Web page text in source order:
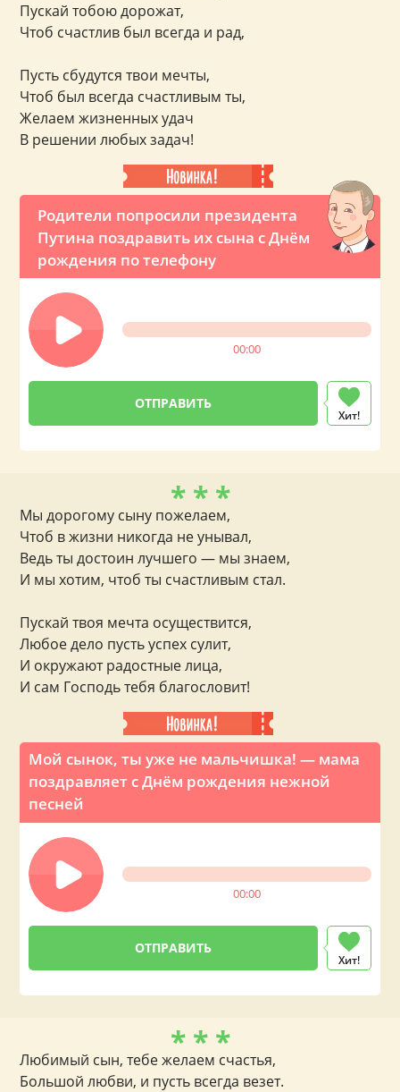
Родители попросили президента
Путина поздравить их сына с Днём
рождения по телефону
00:00
Хит!
Пускай тобою дорожат,
Чтоб счастлив был всегда и рад,
Пусть сбудутся твои мечты,
Чтоб был всегда счастливым ты,
Желаем жизненных удач
В решении любых задач!
Мой сынок, ты уже не мальчишка! — мама
поздравляет с Днём рождения нежной
песней
00:00
Хит!
* * *
Мы дорогому сыну пожелаем,
Чтоб в жизни никогда не унывал,
Ведь ты достоин лучшего — мы знаем,
И мы хотим, чтоб ты счастливым стал.
Пускай твоя мечта осуществится,
Любое дело пусть успех сулит,
И окружают радостные лица,
И сам Господь тебя благословит!
* * *
Любимый сын, тебе желаем счастья,
Большой любви, и пусть всегда везет.